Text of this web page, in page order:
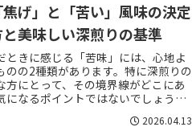
げ」と「苦い」風味の決定
美味しい深煎りの基準
ときに感じる「苦味」には、心地よ
のの2種類があります。特に深煎りの
方にとって、その境界線がどこにあ
になるポイントではないでしょう
2026.04.13